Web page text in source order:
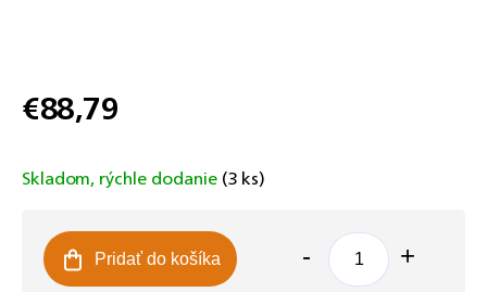
€88,79
cena:
Skladom, rýchle dodanie(3 ks)
Pridať do košíka